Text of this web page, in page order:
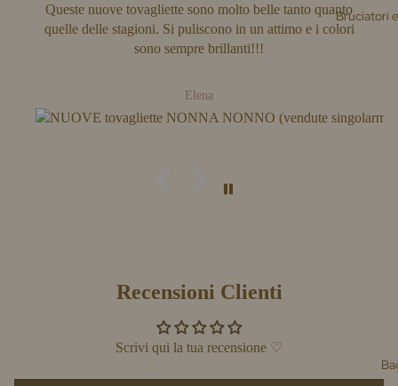
Bruciatori
Queste nuove tovagliette sono molto belle tanto quanto
quelle delle stagioni. Si puliscono in un attimo e i colori
sono sempre brillanti!!!
Elena
Recensioni Clienti
Scrivi qui la tua recensione ♡